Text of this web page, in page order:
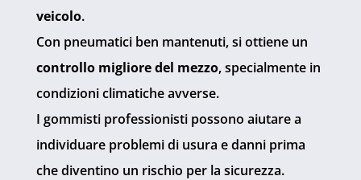
veicolo.
Con pneumatici ben mantenuti, si ottiene un
controllo migliore del mezzo, specialmente in
condizioni climatiche avverse.
I gommisti professionisti possono aiutare a
individuare problemi di usura e danni prima
che diventino un rischio per la sicurezza.